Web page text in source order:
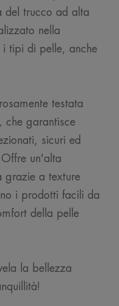
del trucco ad alta
nella
i tipi di pelle, anche
testata
che garantisce
sicuri ed
un'alta
grazie a texture
i prodotti facili da
della pelle
la bellezza